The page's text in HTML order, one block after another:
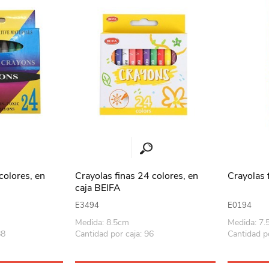
en
Crayolas finas 24 colores, en
caja BEIFA
E3494
Medida: 8.5cm
Cantidad por caja: 96
Crayolas
E0194
Medida:
Cantidad